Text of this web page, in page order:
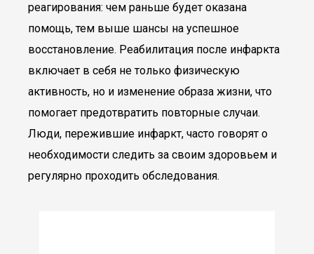
реагирования: чем раньше будет оказана
помощь, тем выше шансы на успешное
восстановление. Реабилитация после инфаркта
включает в себя не только физическую
активность, но и изменение образа жизни, что
помогает предотвратить повторные случаи.
Люди, пережившие инфаркт, часто говорят о
необходимости следить за своим здоровьем и
регулярно проходить обследования.